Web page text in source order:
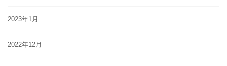
2023年1月
2022年12月